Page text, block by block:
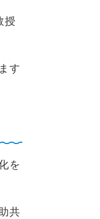
授
す
を
共